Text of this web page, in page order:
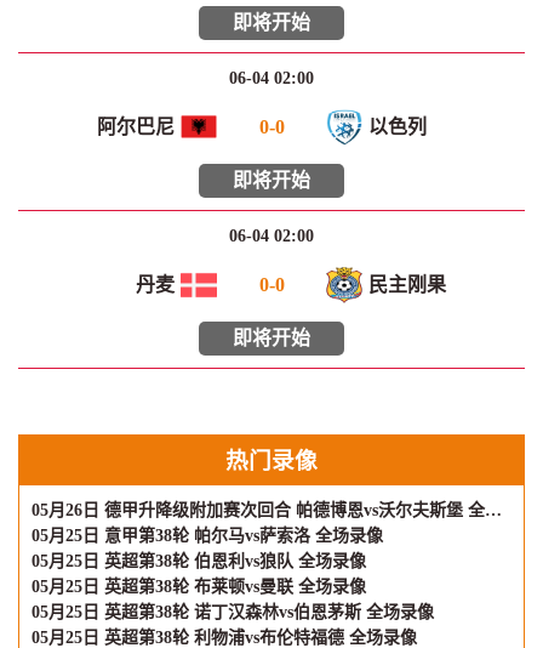
即将开始
06-04 02:00
阿尔巴尼 0-0 以色列
即将开始
06-04 02:00
丹麦 0-0 民主刚果
即将开始
热门录像
05月26日 德甲升降级附加赛次回合 帕德博恩vs沃尔夫斯堡 全场录像
05月25日 意甲第38轮 帕尔马vs萨索洛 全场录像
05月25日 英超第38轮 伯恩利vs狼队 全场录像
05月25日 英超第38轮 布莱顿vs曼联 全场录像
05月25日 英超第38轮 诺丁汉森林vs伯恩茅斯 全场录像
05月25日 英超第38轮 利物浦vs布伦特福德 全场录像